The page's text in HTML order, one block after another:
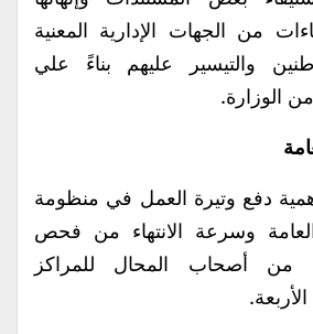
من الجهات الإدارية المعنية
والتيسير عليهم بناءً علي
الوزارة.
دفع وتيرة العمل في منظومة
وسرعة الانتهاء من فحص
من أصحاب المحال للمراكز
الأربعة.